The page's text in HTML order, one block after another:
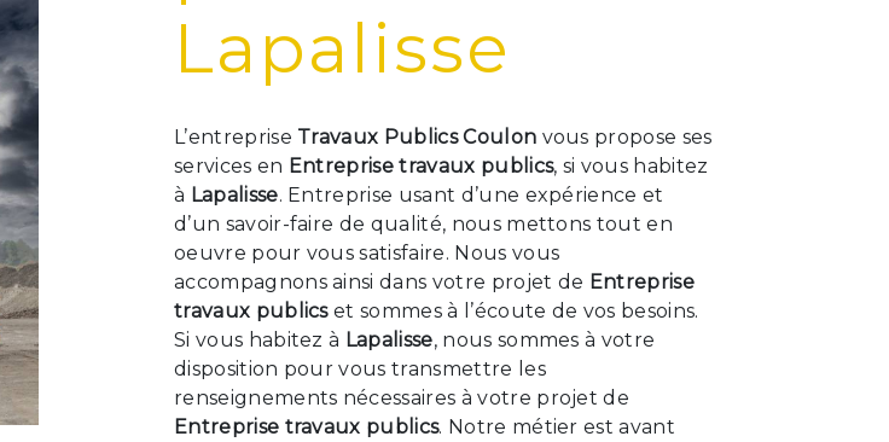
Lapalisse
L’entreprise Travaux Publics Coulon vous propose ses
services en Entreprise travaux publics, si vous habitez
à Lapalisse. Entreprise usant d’une expérience et
d’un savoir-faire de qualité, nous mettons tout en
oeuvre pour vous satisfaire. Nous vous
accompagnons ainsi dans votre projet de Entreprise
travaux publicset sommes à l’écoute de vos besoins.
Si vous habitez à Lapalisse, nous sommes à votre
disposition pour vous transmettre les
renseignements nécessaires à votre projet de
Entreprise travaux publics. Notre métier est avant